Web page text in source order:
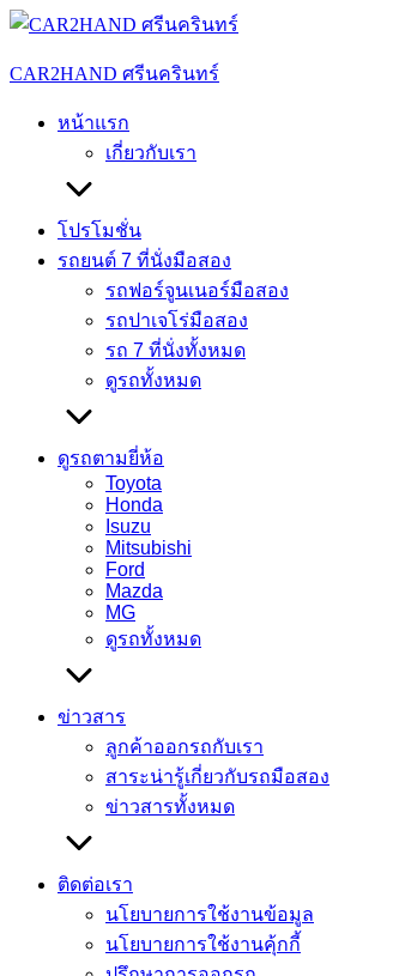
Skip
CAR2HAND ศรีนครินทร์
หน้าแรก
เกี่ยวกับเรา
โปรโมชั่น
รถยนต์ 7 ที่นั่งมือสอง
รถฟอร์จูนเนอร์มือสอง
รถปาเจโร่มือสอง
รถ 7 ที่นั่งทั้งหมด
ดูรถทั้งหมด
ดูรถตามยี่ห้อ
Toyota
Honda
Isuzu
Mitsubishi
Ford
Mazda
MG
ดูรถทั้งหมด
ข่าวสาร
ลูกค้าออกรถกับเรา
สาระน่ารู้เกี่ยวกับรถมือสอง
ข่าวสารทั้งหมด
ติดต่อเรา
นโยบายการใช้งานข้อมูล
นโยบายการใช้งานคุ้กกี้